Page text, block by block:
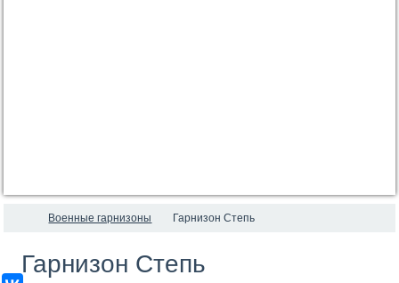
Военные гарнизоны Гарнизон Степь
Гарнизон Степь